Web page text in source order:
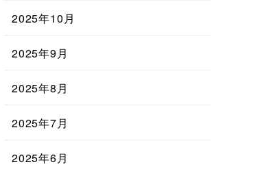
2025年10月
2025年9月
2025年8月
2025年7月
2025年6月